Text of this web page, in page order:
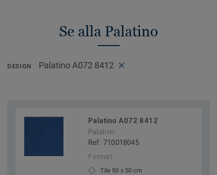
Se alla Palatino
DESIGN Palatino A072 8412
Palatino A072 8412
Palatino
Ref. 710018045
Format
Tile 50 x 50 cm